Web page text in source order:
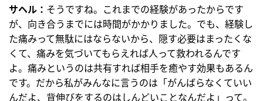
サヘル： そうですね。これまでの経験があったからです
が、向き合うまでには時間がかかりました。でも、経験し
た痛みって無駄にはならないから、隠す必要はまったくな
くて、痛みを気づいてもらえれば人って救われるんです
よ。痛みというのは共有すれば相手を癒やす効果もあるん
です。だから私がみんなに言うのは「がんばらなくていい
んだよ、背伸びをするのはしんどいことなんだよ」って。